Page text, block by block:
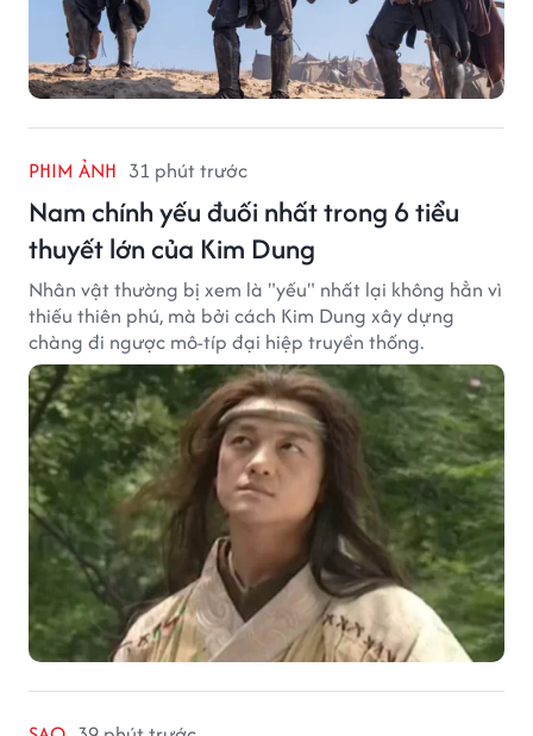
PHIM ẢNH 31 phút trước
Nam chính yếu đuối nhất trong 6 tiểu
thuyết lớn của Kim Dung
Nhân vật thường bị xem là "yếu" nhất lại không hẳn vì
thiếu thiên phú, mà bởi cách Kim Dung xây dựng
chàng đi ngược mô-típ đại hiệp truyền thống.